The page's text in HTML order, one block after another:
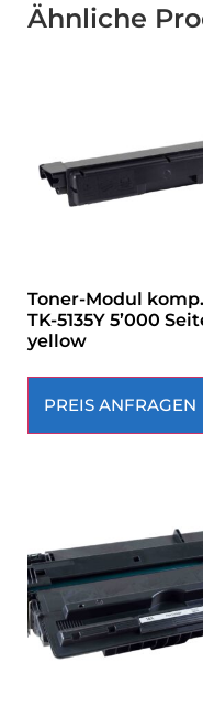
Ähnliche
Toner-Modul
TK-5135Y 5’000
yellow
PREIS ANFRAGEN